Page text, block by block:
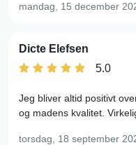
mandag, 15 december
Dicte Elefsen
5.0
Jeg bliver altid positivt
og madens kvalitet.
torsdag, 18 september